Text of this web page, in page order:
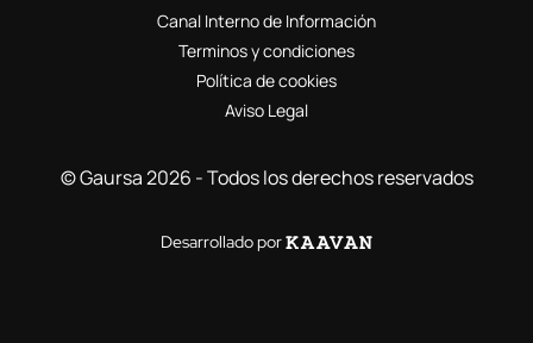
Canal Interno de Información
Terminos y condiciones
Política de cookies
Aviso Legal
© Gaursa 2026 - Todos los derechos reservados
Desarrollado por